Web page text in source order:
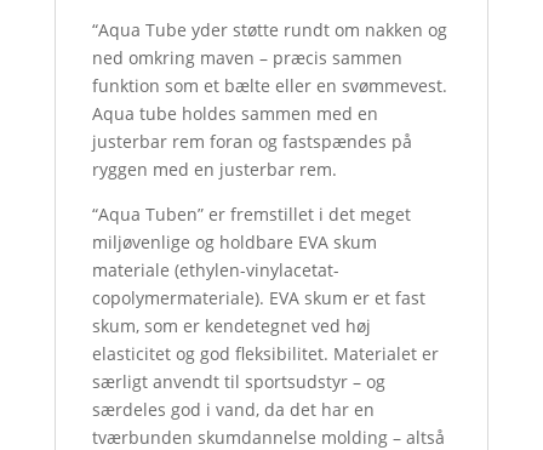
“Aqua Tube yder støtte rundt om nakken og
ned omkring maven – præcis sammen
funktion som et bælte eller en svømmevest.
Aqua tube holdes sammen med en
justerbar rem foran og fastspændes på
ryggen med en justerbar rem.
“Aqua Tuben” er fremstillet i det meget
miljøvenlige og holdbare EVA skum
materiale (ethylen-vinylacetat-
copolymermateriale). EVA skum er et fast
skum, som er kendetegnet ved høj
elasticitet og god fleksibilitet. Materialet er
særligt anvendt til sportsudstyr – og
særdeles god i vand, da det har en
tværbunden skumdannelse molding – altså